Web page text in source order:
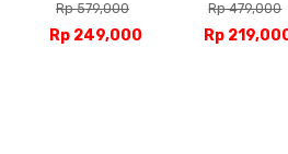
Rp 579,000
Rp 249,000
Rp 479,000
Rp